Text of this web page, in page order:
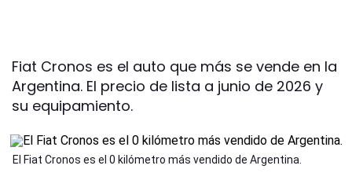
Fiat Cronos es el auto que más se vende en la
Argentina. El precio de lista a junio de 2026 y
su equipamiento.
El Fiat Cronos es el 0 kilómetro más vendido de Argentina.